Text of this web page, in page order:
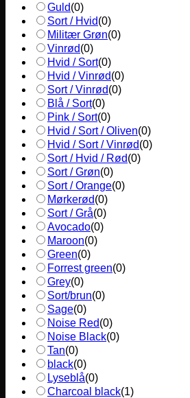
Guld(0)
Sort / Hvid(0)
Militær Grøn(0)
Vinrød(0)
Hvid / Sort(0)
Hvid / Vinrød(0)
Sort / Vinrød(0)
Blå / Sort(0)
Pink / Sort(0)
Hvid / Sort / Oliven(0)
Hvid / Sort / Vinrød(0)
Sort / Hvid / Rød(0)
Sort / Grøn(0)
Sort / Orange(0)
Mørkerød(0)
Sort / Grå(0)
Avocado(0)
Maroon(0)
Green(0)
Forrest green(0)
Grey(0)
Sort/brun(0)
Sage(0)
Noise Red(0)
Noise Black(0)
Tan(0)
black(0)
Lyseblå(0)
Charcoal black(1)